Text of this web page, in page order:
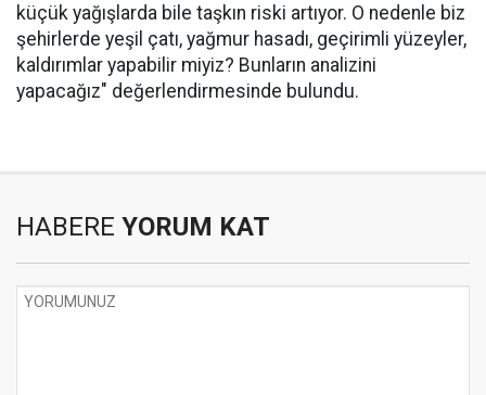
küçük yağışlarda bile taşkın riski artıyor. O nedenle biz
şehirlerde yeşil çatı, yağmur hasadı, geçirimli yüzeyler,
kaldırımlar yapabilir miyiz? Bunların analizini
yapacağız" değerlendirmesinde bulundu.
HABERE YORUM KAT